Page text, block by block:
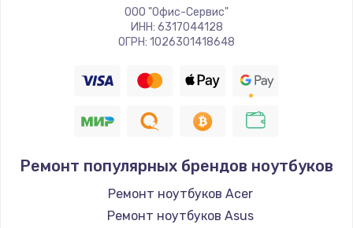
ООО "Офис-Сервис"
ИНН: 6317044128
ОГРН: 1026301418648
Ремонт популярных брендов ноутбуков
Ремонт ноутбуков Acer
Ремонт ноутбуков Asus